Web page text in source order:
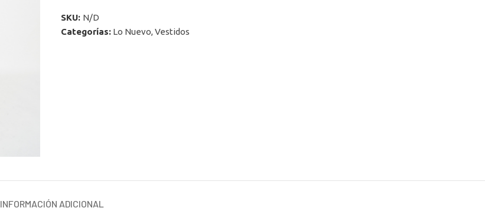
SKU: N/D
Categorías: Lo Nuevo, Vestidos
INFORMACIÓN ADICIONAL